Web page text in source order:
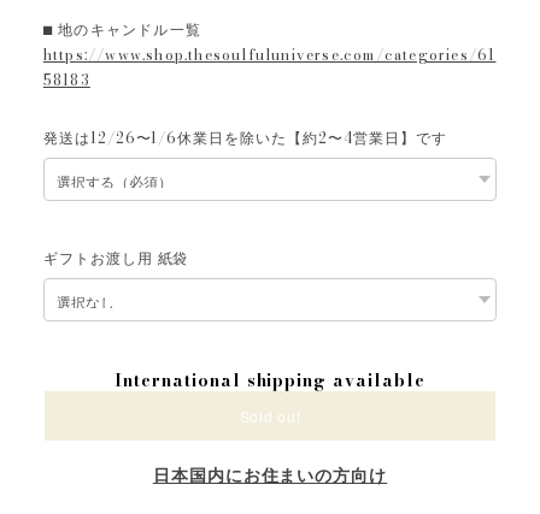
⬛︎ 地のキャンドル一覧
https://www.shop.thesoulfuluniverse.com/categories/61
58183
発送は12/26〜1/6休業日を除いた【約2〜4営業日】です
ギフトお渡し用 紙袋
International shipping available
Sold out
日本国内にお住まいの方向け